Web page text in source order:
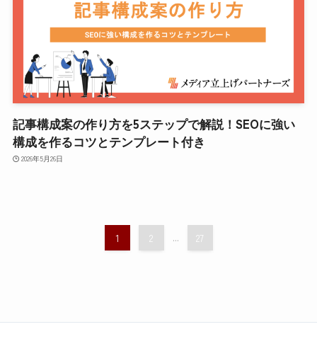
記事構成案の作り方を5ステップで解説！SEOに強い
構成を作るコツとテンプレート付き
2026年5月26日
1 2 ... 27